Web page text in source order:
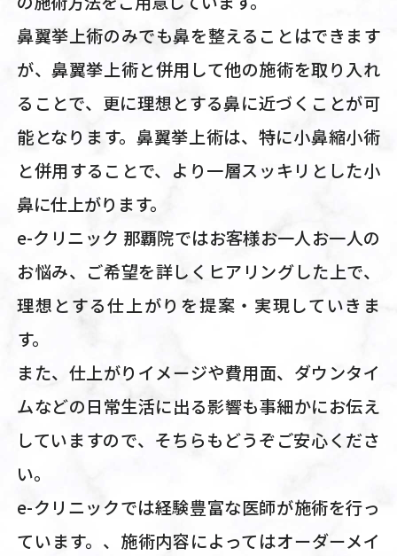
鼻翼挙上術のみでも鼻を整えることはできます
が、鼻翼挙上術と併用して他の施術を取り入れ
ることで、更に理想とする鼻に近づくことが可
能となります。鼻翼挙上術は、特に小鼻縮小術
と併用することで、より一層スッキリとした小
鼻に仕上がります。
e-クリニック 那覇院ではお客様お一人お一人の
お悩み、ご希望を詳しくヒアリングした上で、
理想とする仕上がりを提案・実現していきま
す。
また、仕上がりイメージや費用面、ダウンタイ
ムなどの日常生活に出る影響も事細かにお伝え
していますので、そちらもどうぞご安心くださ
い。
e-クリニックでは経験豊富な医師が施術を行っ
ています。、施術内容によってはオーダーメイ